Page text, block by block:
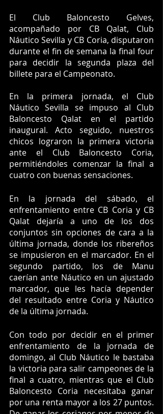
El Club Baloncesto Gelves,
acompañado por CB Qalat, Club
Náutico Sevilla y CB Coria, disputaron
durante el fin de semana la final four
para decidir la segunda plaza del
billete para el Campeonato.
En la primera jornada, el Club
Náutico Sevilla se impuso al Club
Baloncesto Qalat en el partido
inaugural. Acto seguido, nuestros
chicos lograron la primera victoria
ante el Club Baloncesto Coria,
permitiéndoles comenzar la final a
cuatro con buenas sensaciones.
En la jornada del sábado, el
enfrentamiento entre CB Coria y CB
Qalat dejaría a uno de los dos
conjuntos sin opciones de cara a la
última jornada, donde los ribereños
se impusieron en el marcador. En el
segundo partido, los de Manu
caerían ante Náutico en un ajustado
marcador, que les hacía depender
del resultado entre Coria y Náutico
de la última jornada.
Con todo por decidir en el primer
enfrentamiento de la jornada de
domingo, al Club Náutico le bastaba
la victoria para salir campeones de la
final a cuatro, mientras que el Club
Baloncesto Coria necesitaba ganar
por una renta mayor a los 27 puntos.